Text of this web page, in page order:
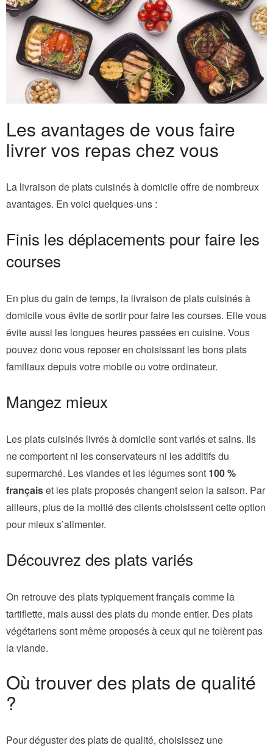
Les avantages de vous faire
livrer vos repas chez vous
La livraison de plats cuisinés à domicile offre de nombreux
avantages. En voici quelques-uns :
Finis les déplacements pour faire les
courses
En plus du gain de temps, la livraison de plats cuisinés à
domicile vous évite de sortir pour faire les courses. Elle vous
évite aussi les longues heures passées en cuisine. Vous
pouvez donc vous reposer en choisissant les bons plats
familiaux depuis votre mobile ou votre ordinateur.
Mangez mieux
Les plats cuisinés livrés à domicile sont variés et sains. Ils
ne comportent ni les conservateurs ni les additifs du
supermarché. Les viandes et les légumes sont 100 %
françaiset les plats proposés changent selon la saison. Par
ailleurs, plus de la moitié des clients choisissent cette option
pour mieux s’alimenter.
Découvrez des plats variés
On retrouve des plats typiquement français comme la
tartiflette, mais aussi des plats du monde entier. Des plats
végétariens sont même proposés à ceux qui ne tolèrent pas
la viande.
Où trouver des plats de qualité
?
Pour déguster des plats de qualité, choisissez une